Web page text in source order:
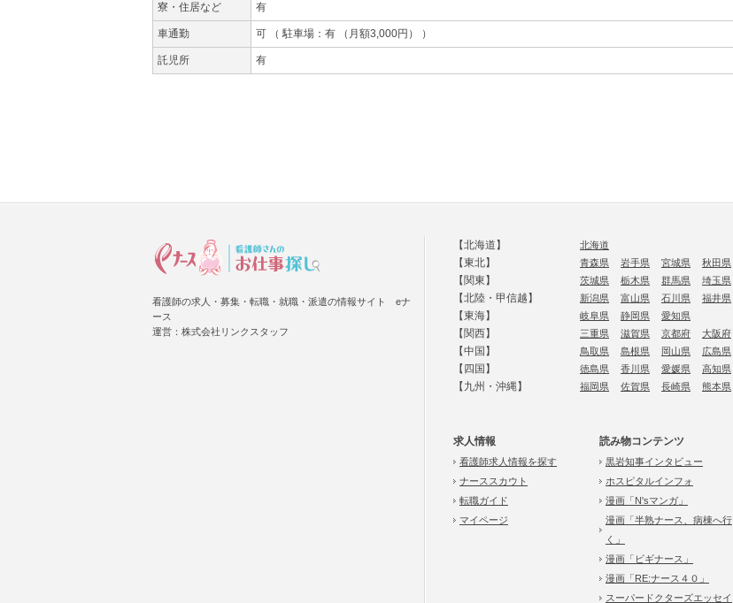
寮・住居など 有
車通勤 可 （ 駐車場：有 （月額3,000円） ）
託児所 有
看護師の求人・募集・転職・就職・派遣の情報サイト eナ
ース
運営：株式会社リンクスタッフ
【北海道】 北海道
【東北】 青森県 岩手県 宮城県 秋田県
【関東】 茨城県 栃木県 群馬県 埼玉県
【北陸・甲信越】 新潟県 富山県 石川県 福井県
【東海】 岐阜県 静岡県 愛知県
【関西】 三重県 滋賀県 京都府 大阪府
【中国】 鳥取県 島根県 岡山県 広島県
【四国】 徳島県 香川県 愛媛県 高知県
【九州・沖縄】 福岡県 佐賀県 長崎県 熊本県
求人情報
看護師求人情報を探す
ナーススカウト
転職ガイド
マイページ
読み物コンテンツ
黒岩知事インタビュー
ホスピタルインフォ
漫画「N'sマンガ」
漫画「半熟ナース、病棟へ行
く」
漫画「ビギナース」
漫画「RE:ナース４０」
スーパードクターズエッセイ